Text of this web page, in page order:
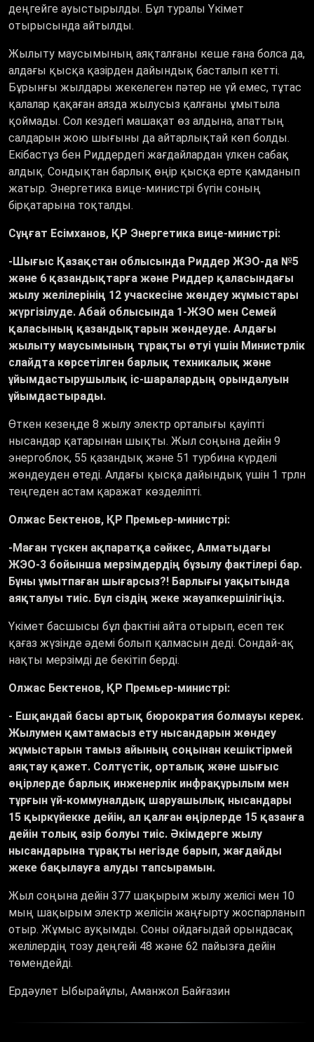
деңгейге ауыстырылды. Бұл туралы Үкімет
отырысында айтылды.
Жылыту маусымының аяқталғаны кеше ғана болса да,
алдағы қысқа қазірден дайындық басталып кетті.
Бұрынғы жылдары жекелеген пәтер не үй емес, тұтас
қалалар қақаған аязда жылусыз қалғаны ұмытыла
қоймады. Сол кездегі машақат өз алдына, апаттың
салдарын жою шығыны да айтарлықтай көп болды.
Екібастұз бен Риддердегі жағдайлардан үлкен сабақ
алдық. Сондықтан барлық өңір қысқа ерте қамданып
жатыр. Энергетика вице-министрі бүгін соның
бірқатарына тоқталды.
Сұңғат Есімханов, ҚР Энергетика вице-министрі:
-Шығыс Қазақстан облысында Риддер ЖЭО-да №5
және 6 қазандықтарға және Риддер қаласындағы
жылу желілерінің 12 учаскесіне жөндеу жұмыстары
жүргізілуде. Абай облысында 1-ЖЭО мен Семей
қаласының қазандықтарын жөндеуде. Алдағы
жылыту маусымының тұрақты өтуі үшін Министрлік
слайдта көрсетілген барлық техникалық және
ұйымдастырушылық іс-шаралардың орындалуын
ұйымдастырады.
Өткен кезеңде 8 жылу электр орталығы қауіпті
нысандар қатарынан шықты. Жыл соңына дейін 9
энергоблок, 55 қазандық және 51 турбина күрделі
жөндеуден өтеді. Алдағы қысқа дайындық үшін 1 трлн
теңгеден астам қаражат көзделіпті.
Олжас Бектенов, ҚР Премьер-министрі:
-Маған түскен ақпаратқа сәйкес, Алматыдағы
ЖЭО-3 бойынша мерзімдердің бұзылу фактілері бар.
Бұны ұмытпаған шығарсыз?! Барлығы уақытында
аяқталуы тиіс. Бұл сіздің жеке жауапкершілігіңіз.
Үкімет басшысы бұл фактіні айта отырып, есеп тек
қағаз жүзінде әдемі болып қалмасын деді. Сондай-ақ
нақты мерзімді де бекітіп берді.
Олжас Бектенов, ҚР Премьер-министрі:
- Ешқандай басы артық бюрократия болмауы керек.
Жылумен қамтамасыз ету нысандарын жөндеу
жұмыстарын тамыз айының соңынан кешіктірмей
аяқтау қажет. Солтүстік, орталық және шығыс
өңірлерде барлық инженерлік инфрақұрылым мен
тұрғын үй-коммуналдық шаруашылық нысандары
15 қыркүйекке дейін, ал қалған өңірлерде 15 қазанға
дейін толық әзір болуы тиіс. Әкімдерге жылу
нысандарына тұрақты негізде барып, жағдайды
жеке бақылауға алуды тапсырамын.
Жыл соңына дейін 377 шақырым жылу желісі мен 10
мың шақырым электр желісін жаңғырту жоспарланып
отыр. Жұмыс ауқымды. Соны ойдағыдай орындасақ
желілердің тозу деңгейі 48 және 62 пайызға дейін
төмендейді.
Ердәулет Ыбырайұлы, Аманжол Байғазин